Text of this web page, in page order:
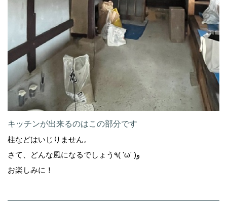
キッチンが出来るのはこの部分です
柱などはいじりません。
さて、どんな風になるでしょう٩( 'ω' )و
お楽しみに！